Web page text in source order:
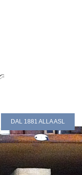
DAL 1881 ALLA ASL